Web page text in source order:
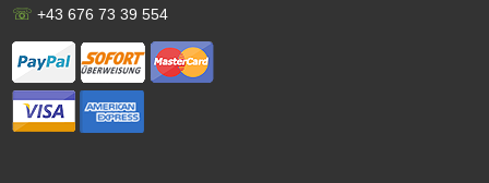
☏+43 676 73 39 554